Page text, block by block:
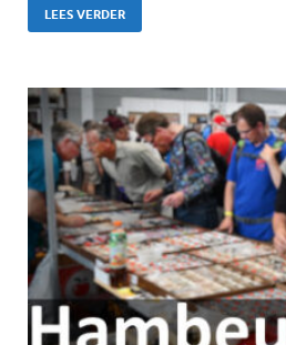
LEES VERDER